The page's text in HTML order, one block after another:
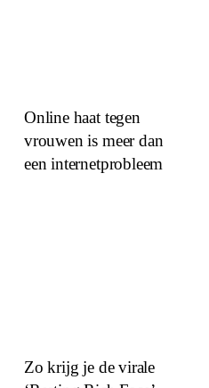
Online haat tegen
vrouwen is meer dan
een internetprobleem
Zo krijg je de virale